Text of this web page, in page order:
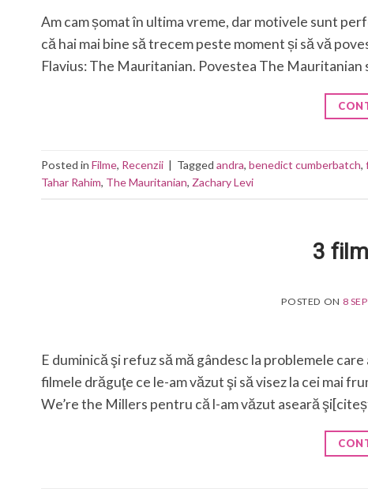
Am cam șomat în ultima vreme, dar motivele sunt
că hai mai bine să trecem peste moment și să vă
Flavius: The Mauritanian. Povestea The
Posted in Filme, Recenzii | Tagged andra, benedict cumberbatch,
Tahar Rahim, The Mauritanian, Zachary Levi
3
POSTED ON 8
E duminică şi refuz să mă gândesc la problemele
filmele drăguţe ce le-am văzut şi să visez la cei mai
We’re the Millers pentru că l-am văzut aseară